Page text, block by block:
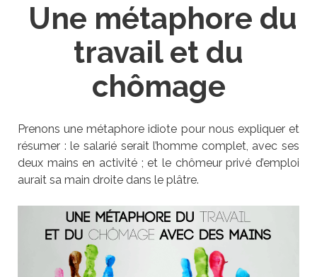
Une métaphore du
travail et du
chômage
Prenons une métaphore idiote pour nous expliquer et
résumer : le salarié serait l’homme complet, avec ses
deux mains en activité ; et le chômeur privé d’emploi
aurait sa main droite dans le plâtre.